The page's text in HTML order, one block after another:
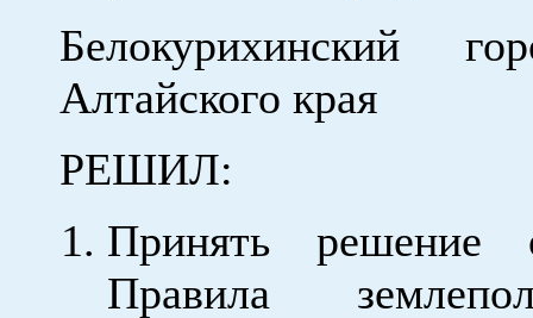
Белокурихинский
Алтайского края
РЕШИЛ:
Принять решение
Правила